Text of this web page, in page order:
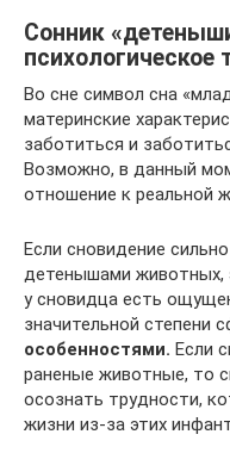
Сонник
психологическое
Во сне символ сна
материнские
заботиться и
Возможно, в данный
отношение к реальной
Если сновидение
детенышами животных,
у сновидца есть
значительной степени
особенностями. Если
раненые животные, то
осознать трудности,
жизни из-за этих